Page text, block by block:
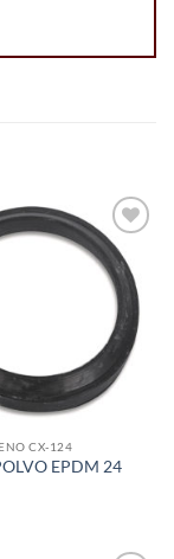
Add to
wishlist
CX-124
EPDM 24